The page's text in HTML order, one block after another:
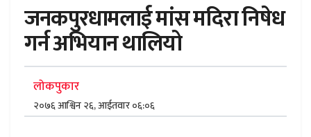
जनकपुरधामलाई मांस मदिरा निषेध
गर्न अभियान थालियो
लोकपुकार
२०७६ आश्विन २६, आईतवार ०६:०६